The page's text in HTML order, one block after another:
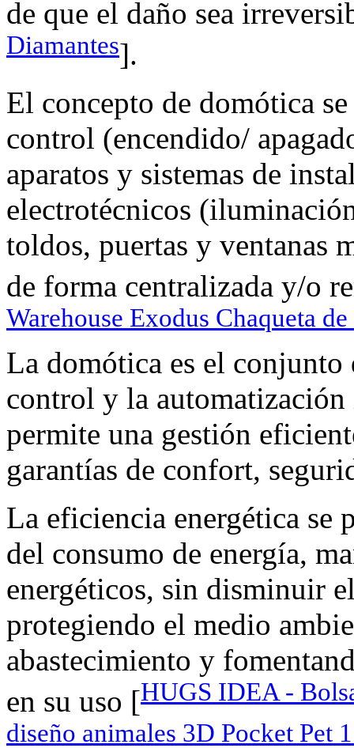
de que el daño sea
Diamantes].
El concepto de domótica
control (encendido/
aparatos y sistemas de
electrotécnicos
toldos, puertas y ventanas
de forma centralizada y/o
Warehouse Exodus Chaqueta
La domótica es el conjunto
control y la
permite una gestión
garantías de confort,
La eficiencia energética se
del consumo de energía,
energéticos, sin disminuir
protegiendo el medio
abastecimiento y
en su uso [HUGS IDEA -
diseño animales 3D Pocket Pet